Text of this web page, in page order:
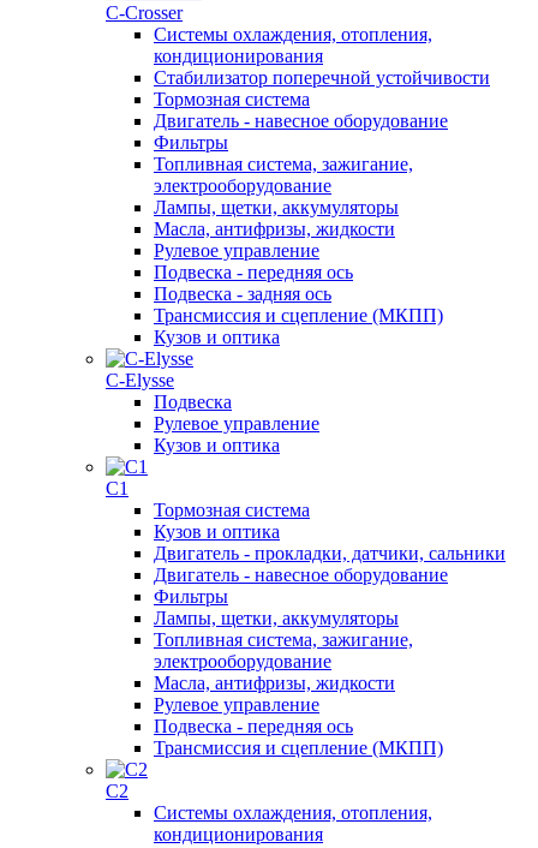
С-Сrosser
Системы охлаждения, отопления,
кондиционирования
Стабилизатор поперечной устойчивости
Тормозная система
Двигатель - навесное оборудование
Фильтры
Топливная система, зажигание,
электрооборудование
Лампы, щетки, аккумуляторы
Масла, антифризы, жидкости
Рулевое управление
Подвеска - передняя ось
Подвеска - задняя ось
Трансмиссия и сцепление (МКПП)
Кузов и оптика
C-Elysse
Подвеска
Рулевое управление
Кузов и оптика
C1
Тормозная система
Кузов и оптика
Двигатель - прокладки, датчики, сальники
Двигатель - навесное оборудование
Фильтры
Лампы, щетки, аккумуляторы
Топливная система, зажигание,
электрооборудование
Масла, антифризы, жидкости
Рулевое управление
Подвеска - передняя ось
Трансмиссия и сцепление (МКПП)
C2
Системы охлаждения, отопления,
кондиционирования